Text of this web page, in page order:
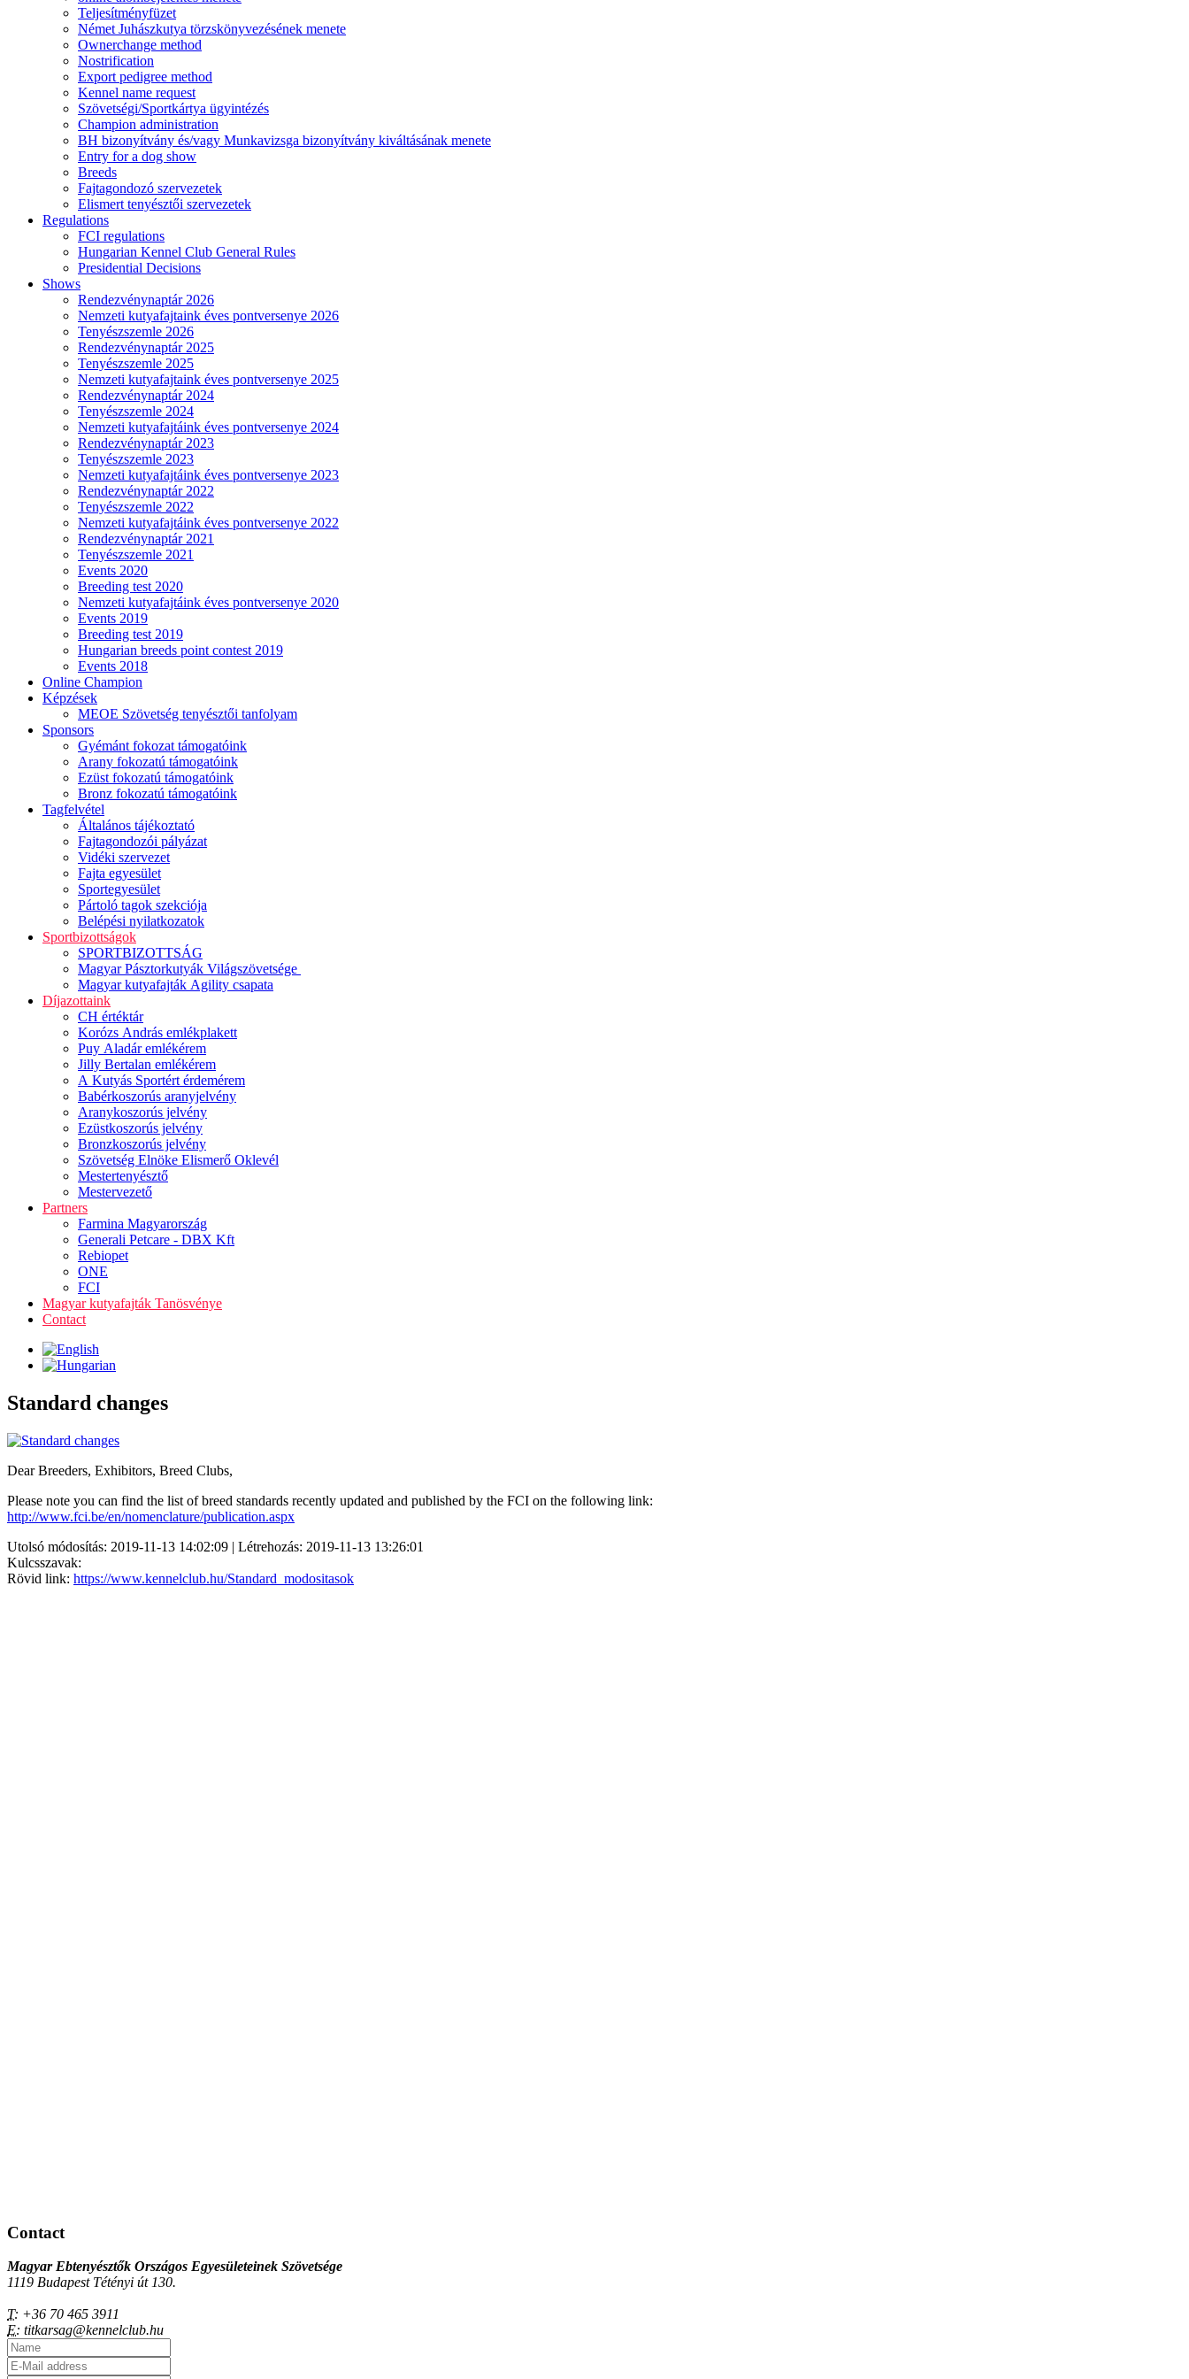
Teljesítményfüzet
Német Juhászkutya törzskönyvezésének menete
Ownerchange method
Nostrification
Export pedigree method
Kennel name request
Szövetségi/Sportkártya ügyintézés
Champion administration
BH bizonyítvány és/vagy Munkavizsga bizonyítvány kiváltásának menete
Entry for a dog show
Breeds
Fajtagondozó szervezetek
Elismert tenyésztői szervezetek
Regulations
FCI regulations
Hungarian Kennel Club General Rules
Presidential Decisions
Shows
Rendezvénynaptár 2026
Nemzeti kutyafajtaink éves pontversenye 2026
Tenyészszemle 2026
Rendezvénynaptár 2025
Tenyészszemle 2025
Nemzeti kutyafajtaink éves pontversenye 2025
Rendezvénynaptár 2024
Tenyészszemle 2024
Nemzeti kutyafajtáink éves pontversenye 2024
Rendezvénynaptár 2023
Tenyészszemle 2023
Nemzeti kutyafajtáink éves pontversenye 2023
Rendezvénynaptár 2022
Tenyészszemle 2022
Nemzeti kutyafajtáink éves pontversenye 2022
Rendezvénynaptár 2021
Tenyészszemle 2021
Events 2020
Breeding test 2020
Nemzeti kutyafajtáink éves pontversenye 2020
Events 2019
Breeding test 2019
Hungarian breeds point contest 2019
Events 2018
Online Champion
Képzések
MEOE Szövetség tenyésztői tanfolyam
Sponsors
Gyémánt fokozat támogatóink
Arany fokozatú támogatóink
Ezüst fokozatú támogatóink
Bronz fokozatú támogatóink
Tagfelvétel
Általános tájékoztató
Fajtagondozói pályázat
Vidéki szervezet
Fajta egyesület
Sportegyesület
Pártoló tagok szekciója
Belépési nyilatkozatok
Sportbizottságok
SPORTBIZOTTSÁG
Magyar Pásztorkutyák Világszövetsége
Magyar kutyafajták Agility csapata
Díjazottaink
CH értéktár
Korózs András emlékplakett
Puy Aladár emlékérem
Jilly Bertalan emlékérem
A Kutyás Sportért érdemérem
Babérkoszorús aranyjelvény
Aranykoszorús jelvény
Ezüstkoszorús jelvény
Bronzkoszorús jelvény
Szövetség Elnöke Elismerő Oklevél
Mestertenyésztő
Mestervezető
Partners
Farmina Magyarország
Generali Petcare - DBX Kft
Rebiopet
ONE
FCI
Magyar kutyafajták Tanösvénye
Contact
Standard changes
Dear Breeders, Exhibitors, Breed Clubs,
Please note you can find the list of breed standards recently updated and published by the FCI on the following link:
http://www.fci.be/en/nomenclature/publication.aspx
Utolsó módosítás: 2019-11-13 14:02:09 | Létrehozás: 2019-11-13 13:26:01
Kulcsszavak:
Rövid link: https://www.kennelclub.hu/Standard_modositasok
Contact
Magyar Ebtenyésztők Országos Egyesületeinek Szövetsége
1119 Budapest Tétényi út 130.
T: +36 70 465 3911
E: titkarsag@kennelclub.hu